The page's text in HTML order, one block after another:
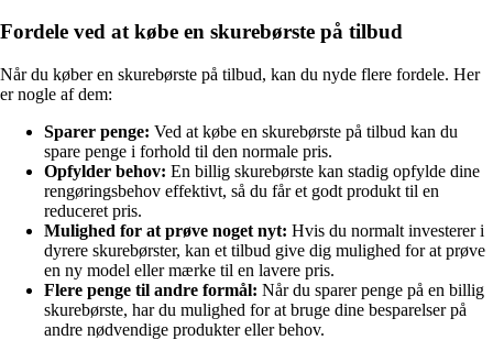
Fordele ved at købe en skurebørste på tilbud
Når du køber en skurebørste på tilbud, kan du nyde flere fordele. Her
er nogle af dem:
Sparer penge: Ved at købe en skurebørste på tilbud kan du
spare penge i forhold til den normale pris.
Opfylder behov: En billig skurebørste kan stadig opfylde dine
rengøringsbehov effektivt, så du får et godt produkt til en
reduceret pris.
Mulighed for at prøve noget nyt: Hvis du normalt investerer i
dyrere skurebørster, kan et tilbud give dig mulighed for at prøve
en ny model eller mærke til en lavere pris.
Flere penge til andre formål: Når du sparer penge på en billig
skurebørste, har du mulighed for at bruge dine besparelser på
andre nødvendige produkter eller behov.